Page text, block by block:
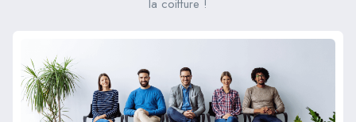
la coiffure !